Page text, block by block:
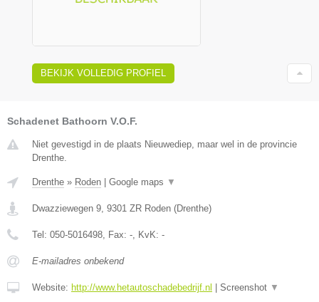
BEKIJK VOLLEDIG PROFIEL
Schadenet Bathoorn V.O.F.
Niet gevestigd in de plaats Nieuwediep, maar wel in de provincie
Drenthe.
Drenthe » Roden Google maps ▼
Dwazziewegen 9, 9301 ZR Roden (Drenthe)
Tel: 050-5016498, Fax: -, KvK: -
E-mailadres onbekend
Website: http://www.hetautoschadebedrijf.nl Screenshot ▼